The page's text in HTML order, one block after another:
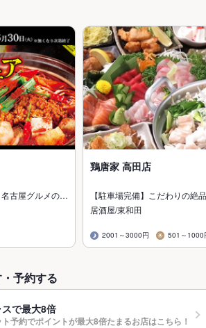
古屋グルメの…
鶏唐家 高田店
【駐車場完備】こだわりの絶
居酒屋/東和田
2001～3000円 501～1000
予約する
で最大8倍
予約でポイントが最大8倍たまるお店はこちら！